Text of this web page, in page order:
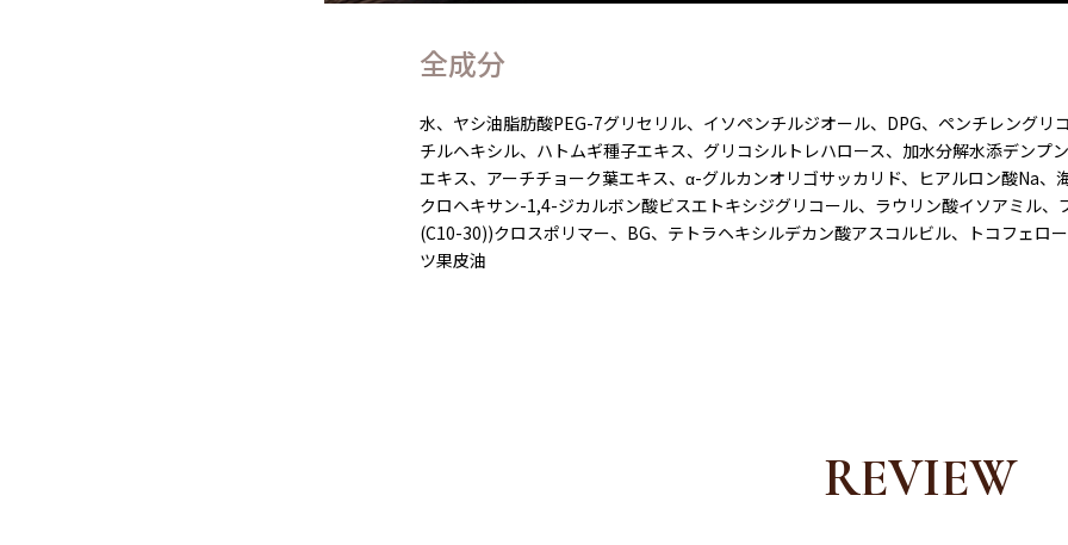
全成分
水、ヤシ油脂肪酸PEG-7グリセリル、イソペンチルジオール、DPG、ペンチレング
チルヘキシル、ハトムギ種子エキス、グリコシルトレハロース、加水分解水添デンプ
エキス、アーチチョーク葉エキス、α-グルカンオリゴサッカリド、ヒアルロン酸Na
クロヘキサン-1,4-ジカルボン酸ビスエトキシジグリコール、ラウリン酸イソアミル
(C10-30))クロスポリマー、BG、テトラヘキシルデカン酸アスコルビル、トコフェロ
ツ果皮油
REVIEW